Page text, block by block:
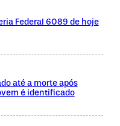
Federal 6089 de hoje
até a morte após
é identificado